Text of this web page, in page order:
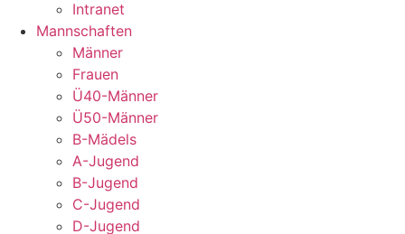
Intranet
Mannschaften
Männer
Frauen
Ü40-Männer
Ü50-Männer
B-Mädels
A-Jugend
B-Jugend
C-Jugend
D-Jugend